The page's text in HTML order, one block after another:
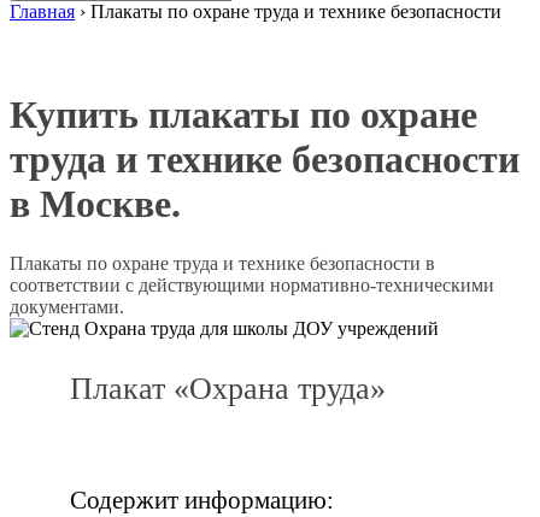
Главная › Плакаты по охране труда и технике безопасности
Купить плакаты по охране
труда и технике безопасности
в Москве.
Плакаты по охране труда и технике безопасности в
соответствии с действующими нормативно-техническими
документами.
Плакат «Охрана труда»
Содержит информацию: